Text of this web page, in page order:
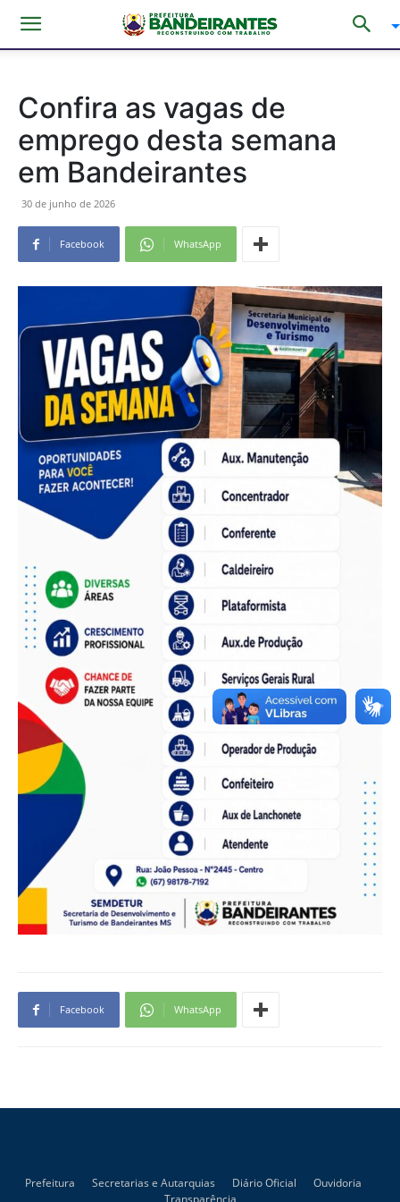
Confira as vagas de
emprego desta semana
em Bandeirantes
30 de junho de 2026
Facebook WhatsApp
Facebook WhatsApp
Prefeitura Secretarias e Autarquias Diário Oficial
Ouvidoria